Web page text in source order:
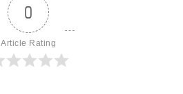
0
Article Rating